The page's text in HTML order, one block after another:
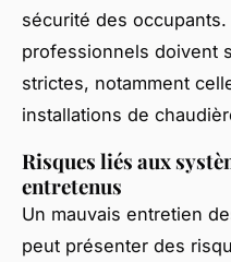
sécurité des
professionnels doivent
strictes, notamment
installations de
Risques liés aux
entretenus
Un mauvais entretien
peut présenter des